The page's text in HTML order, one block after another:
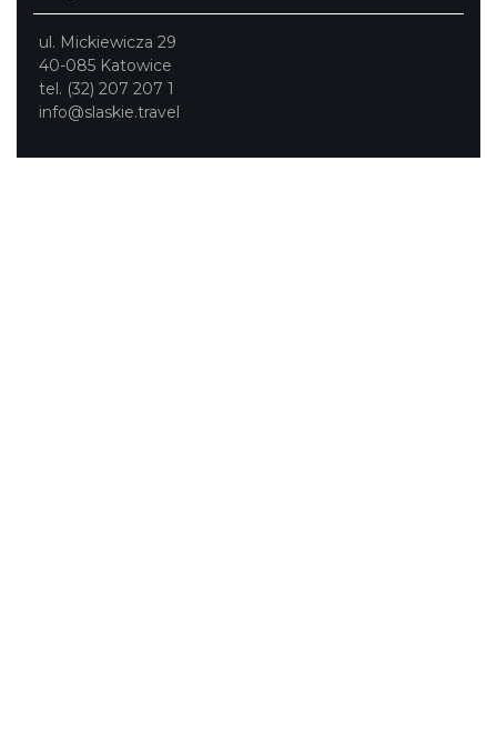
ul. Mickiewicza 29
40-085 Katowice
tel. (32) 207 207 1
info@slaskie.travel